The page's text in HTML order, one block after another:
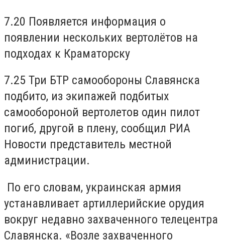
7.20 Появляется информация о
появлении нескольких вертолётов на
подходах к Краматорску
7.25 Три БТР самообороны Славянска
подбито, из экипажей подбитых
самообороной вертолетов один пилот
погиб, другой в плену, сообщил РИА
Новости представитель местной
администрации.
По его словам, украинская армия
устанавливает артиллерийские орудия
вокруг недавно захваченного телецентра
Славянска. «Возле захваченного